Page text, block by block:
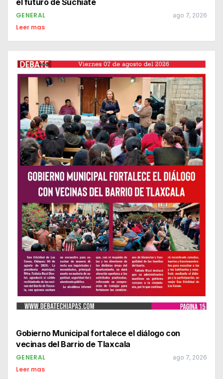
el futuro de Suchiate
GENERAL ago 7, 2026
Leer mas
Gobierno Municipal fortalece el diálogo con
vecinas del Barrio de Tlaxcala
GENERAL ago 7, 2026
Leer mas